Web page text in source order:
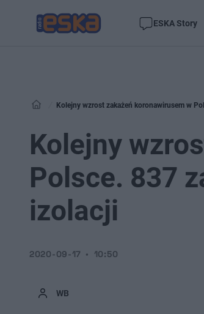
ESKA Story
Kolejny wzrost zakażeń koronawirusem w
Kolejny
Polsce. 837
izolacji
WB
2020-09-17 10:50